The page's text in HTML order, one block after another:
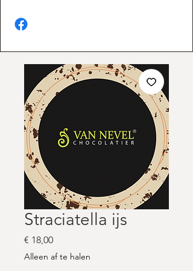
Straciatella ijs
€ 18,00Prijs
Alleen af te halen